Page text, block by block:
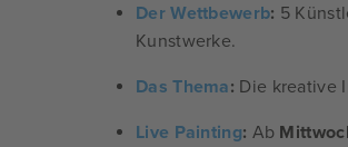
Der Wettbewerb: 5
Kunstwerke.
Das Thema: Die kreative
Live Painting: Ab